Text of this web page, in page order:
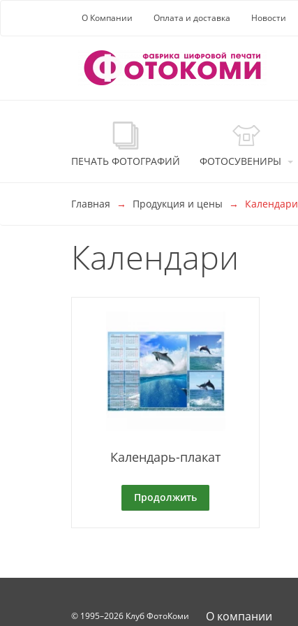
Перейти к основной информации
О Компании Оплата и доставка Новости
ПЕЧАТЬ ФОТОГРАФИЙ ФОТОСУВЕНИРЫ
Главная Продукция и цены Календари
Календари
Календарь-плакат
Продолжить
© 1995–2026 Клуб ФотоКоми О компании